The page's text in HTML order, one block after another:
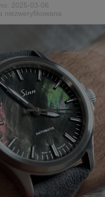
2025-03-06
niezweryfikowana